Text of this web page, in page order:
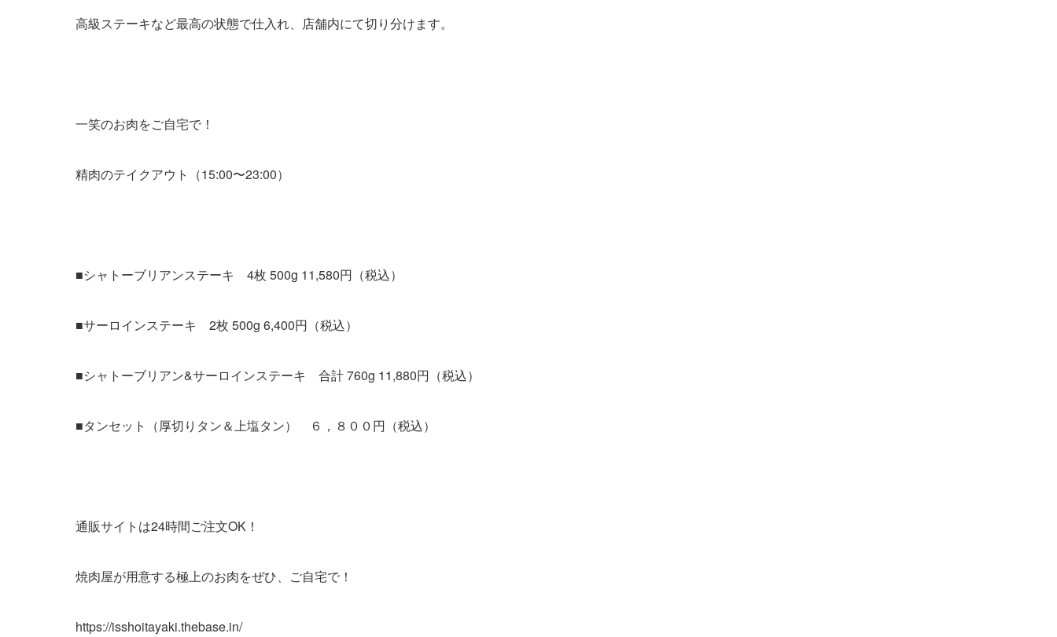
高級ステーキなど最高の状態で仕入れ、店舗内にて切り分けます。
一笑のお肉をご自宅で！
精肉のテイクアウト（15:00〜23:00）
■シャトーブリアンステーキ 4枚 500g 11,580円（税込）
■サーロインステーキ 2枚 500g 6,400円（税込）
■シャトーブリアン&サーロインステーキ 合計 760g 11,880円（税込）
■タンセット（厚切りタン＆上塩タン） ６，８００円（税込）
通販サイトは24時間ご注文OK！
焼肉屋が用意する極上のお肉をぜひ、ご自宅で！
https://isshoitayaki.thebase.in/